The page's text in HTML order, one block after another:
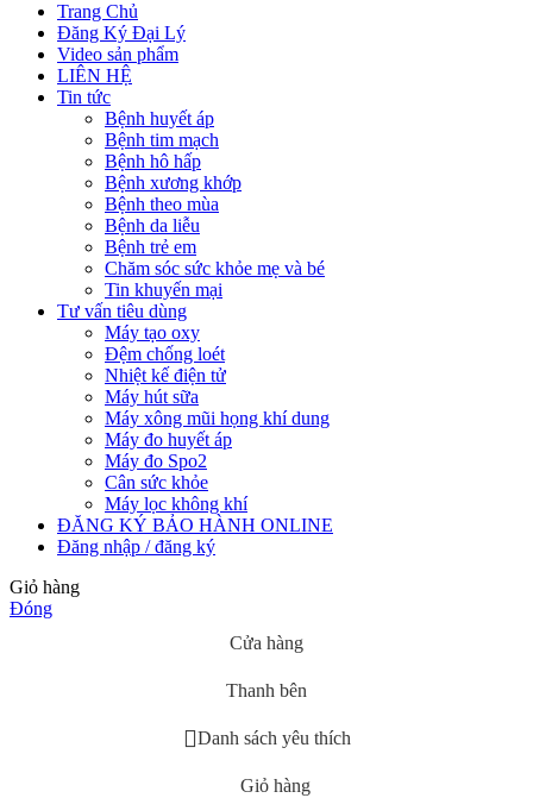
Trang Chủ
Đăng Ký Đại Lý
Video sản phẩm
LIÊN HỆ
Tin tức
Bệnh huyết áp
Bệnh tim mạch
Bệnh hô hấp
Bệnh xương khớp
Bệnh theo mùa
Bệnh da liễu
Bệnh trẻ em
Chăm sóc sức khỏe mẹ và bé
Tin khuyến mại
Tư vấn tiêu dùng
Máy tạo oxy
Đệm chống loét
Nhiệt kế điện tử
Máy hút sữa
Máy xông mũi họng khí dung
Máy đo huyết áp
Máy đo Spo2
Cân sức khỏe
Máy lọc không khí
ĐĂNG KÝ BẢO HÀNH ONLINE
Đăng nhập / đăng ký
Giỏ hàng
Đóng
Cửa hàng
Thanh bên
Danh sách yêu thích
Giỏ hàng